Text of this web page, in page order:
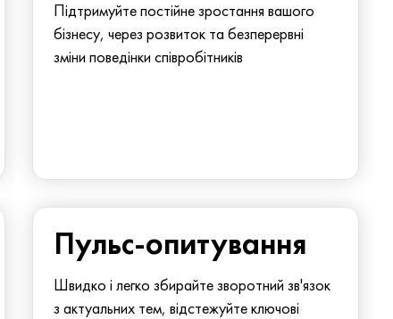
Підтримуйте постійне зростання вашого
бізнесу, через розвиток та безперервні
зміни поведінки співробітників
Пульс-опитування
Швидко і легко збирайте зворотний зв'язок
з актуальних тем, відстежуйте ключові